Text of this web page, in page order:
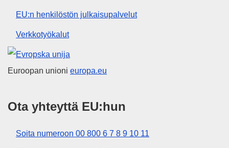
EU:n henkilöstön julkaisupalvelut
Verkkotyökalut
Euroopan unioni
Euroopan unioni europa.eu
Ota yhteyttä EU:hun
Soita numeroon 00 800 6 7 8 9 10 11